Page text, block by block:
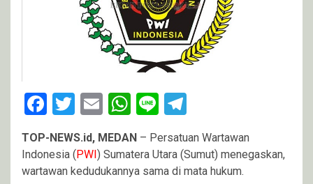
Facebook
Twitter
EmailWhatsApp
Line
TOP-NEWS.id, MEDAN – Persatuan Wartawan
Indonesia (PWI) Sumatera Utara (Sumut) menegaskan,
wartawan kedudukannya sama di mata hukum.